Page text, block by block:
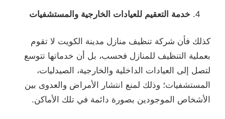
خدمة التعقيم للعيادات الخارجية والمستشفيات
كذلك فأن شركة تنظيف منازل مدينة الكويت لا تقوم
بعملية التنظيف للمنازل فحسب، بل أن خدماتها تتوسع
لتصل إلى العيادات الداخلية والخارجية، الصيدليات،
المستشفيات؛ وذلك لمنع انتشار الأمراض والعدوى بين
الأشخاص الموجودين بصورة دائمة في تلك الأماكن.